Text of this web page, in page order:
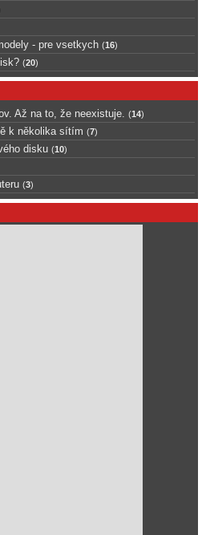
- pre vsetkych (16)
(20)
Až na to, že neexistuje. (14)
k několika sítím (7)
disku (10)
(3)